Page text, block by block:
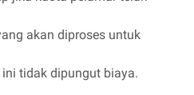
akan diproses untuk
tidak dipungut biaya.